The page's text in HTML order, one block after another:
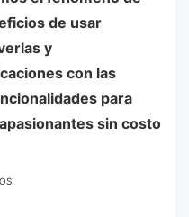
de usar
y
con las
para
sin costo